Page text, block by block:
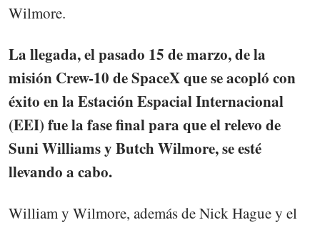
Wilmore.
La llegada, el pasado 15 de marzo, de la
misión Crew-10 de SpaceX que se acopló con
éxito en la Estación Espacial Internacional
(EEI) fue la fase final para que el relevo de
Suni Williams y Butch Wilmore, se esté
llevando a cabo.
William y Wilmore, además de Nick Hague y el